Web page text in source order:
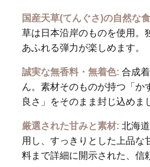
国産天草(てんぐさ)の自然な
草は日本沿岸のものを使用。
あふれる弾力が楽しめます。
誠実な無香料・無着色: 合成
ん。素材そのものが持つ「か
良さ」をそのまま封じ込めま
厳選された甘みと素材: 北海
用し、すっきりとした上品な
料まで詳細に開示された、信